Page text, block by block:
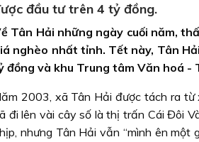
đầu tư trên 4 tỷ đồng.
Tân Hải những ngày cuối năm,
nghèo nhất tỉnh. Tết này, Tân
đồng và khu Trung tâm Văn hoá
2003, xã Tân Hải được tách ra từ
đi lên vài cây số là thị trấn Cái Đôi
nhưng Tân Hải vẫn “mình ên một